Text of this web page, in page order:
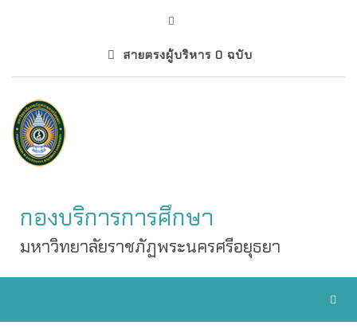
สายตรงผู้บริหาร 0 ฉบับ
กองบริการการศึกษา
มหาวิทยาลัยราชภัฏพระนครศรีอยุธยา